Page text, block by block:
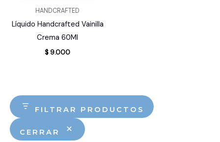
FILTRAR PRODUCTOS
CERRAR
HANDCRAFTED
Líquido Handcrafted Vainilla
Crema 60Ml
$9.000